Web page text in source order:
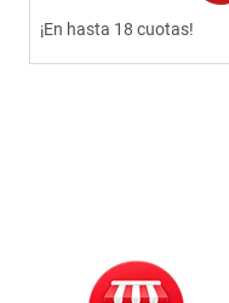
¡En hasta 18 cuotas!